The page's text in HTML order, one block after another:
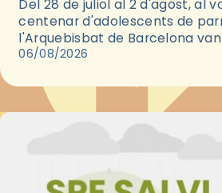
Del 28 de juliol al 2 d'agost, al
centenar d'adolescents de
l'Arquebisbat de Barcelona
les convivències Be Apostle,
06/08/2026